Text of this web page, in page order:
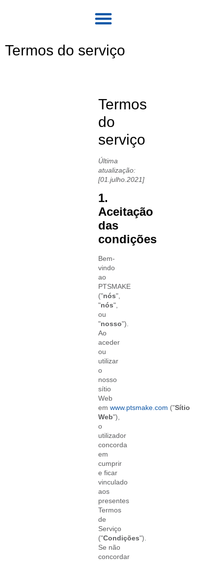
Termos do serviço
Termos
do
serviço
Última
atualização:
[01.julho.2021]
1.
Aceitação
das
condições
Bem-
vindo
ao
PTSMAKE
("nós",
"nós",
ou
"nosso").
Ao
aceder
ou
utilizar
o
nosso
sítio
Web
em www.ptsmake.com ("Sítio
Web"),
o
utilizador
concorda
em
cumprir
e ficar
vinculado
aos
presentes
Termos
de
Serviço
("Condições").
Se não
concordar